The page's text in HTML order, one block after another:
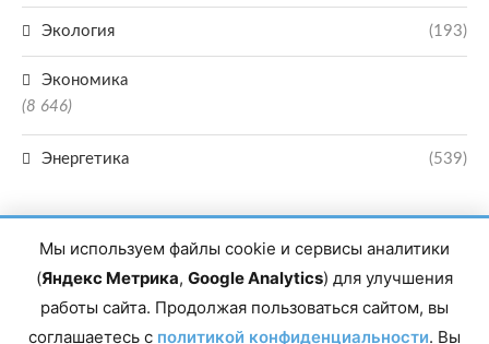
Экология (193)
Экономика
(8 646)
Энергетика (539)
Главный редактор сетевого издания Магомаев Тимур Нухович. Контакты
редакции: 8(988)-292-94-34 Почта: vestiskfo@gmail.com По вопросам
Мы используем файлы cookie и сервисы аналитики
(Яндекс Метрика, Google Analytics) для улучшения
работы сайта. Продолжая пользоваться сайтом, вы
соглашаетесь с политикой конфиденциальности. Вы